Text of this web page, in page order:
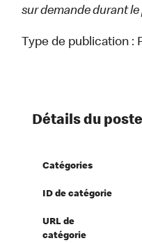
sur demande durant le
Type de publication :
Détails du poste
Catégories
ID de catégorie
URL de
catégorie